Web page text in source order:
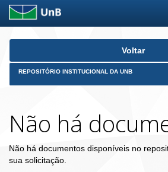
Skip
Voltar
REPOSITÓRIO INSTITUCIONAL DA UNB
Não há
Não há documentos disponíveis no
sua solicitação.